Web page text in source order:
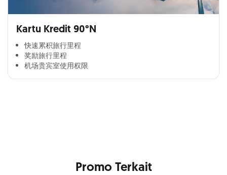
Kartu Kredit 90°N
快速累积旅行里程​
奖励旅行里程​
机场贵宾室使用权限​
Cross Selling Banner Global
Promo Terkait